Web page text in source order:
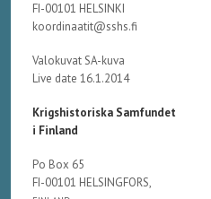
FI-00101 HELSINKI
koordinaatit@sshs.fi
Valokuvat SA-kuva
Live date 16.1.2014
Krigshistoriska Samfundet
i Finland
Po Box 65
FI-00101 HELSINGFORS,